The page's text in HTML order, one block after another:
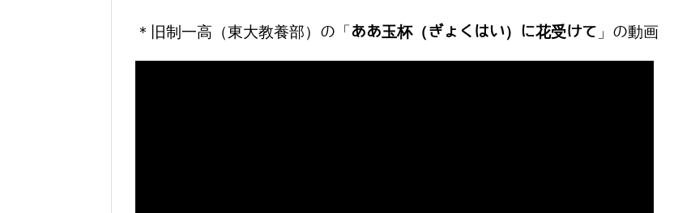
＊旧制一高（東大教養部）の「ああ玉杯（ぎょくはい）に花受けて 」の動画